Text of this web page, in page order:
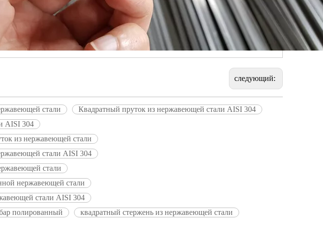
следующий:
стали
Квадратный пруток из нержавеющей стали AISI 304
AISI 304
из нержавеющей стали
стали AISI 304
стали
нержавеющей стали
стали AISI 304
полированный
квадратный стержень из нержавеющей стали